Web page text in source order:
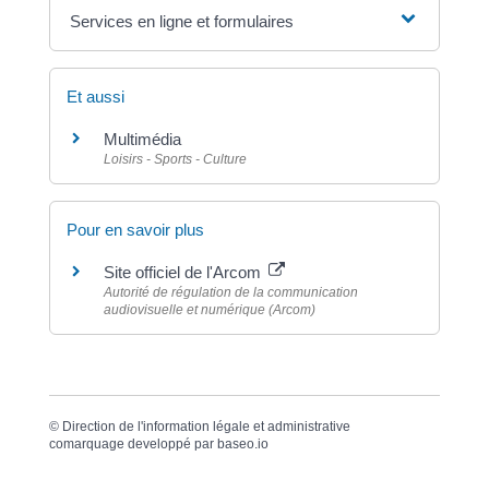
Services en ligne et formulaires
Et aussi
Multimédia
Loisirs - Sports - Culture
Pour en savoir plus
Site officiel de l'Arcom
Autorité de régulation de la communication
audiovisuelle et numérique (Arcom)
© Direction de l'information légale et administrative
comarquage developpé par baseo.io